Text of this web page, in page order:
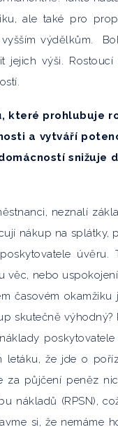
ale také pro
výdělkům.
jejich výši.
které prohlubuje
a vytváří
snižuje
neznalí
nákup na splátky,
věc, nebo
časovém
skutečně
letáku, že jde o
za půjčení peněz
nákladů (RPSN),
si, že nemáme